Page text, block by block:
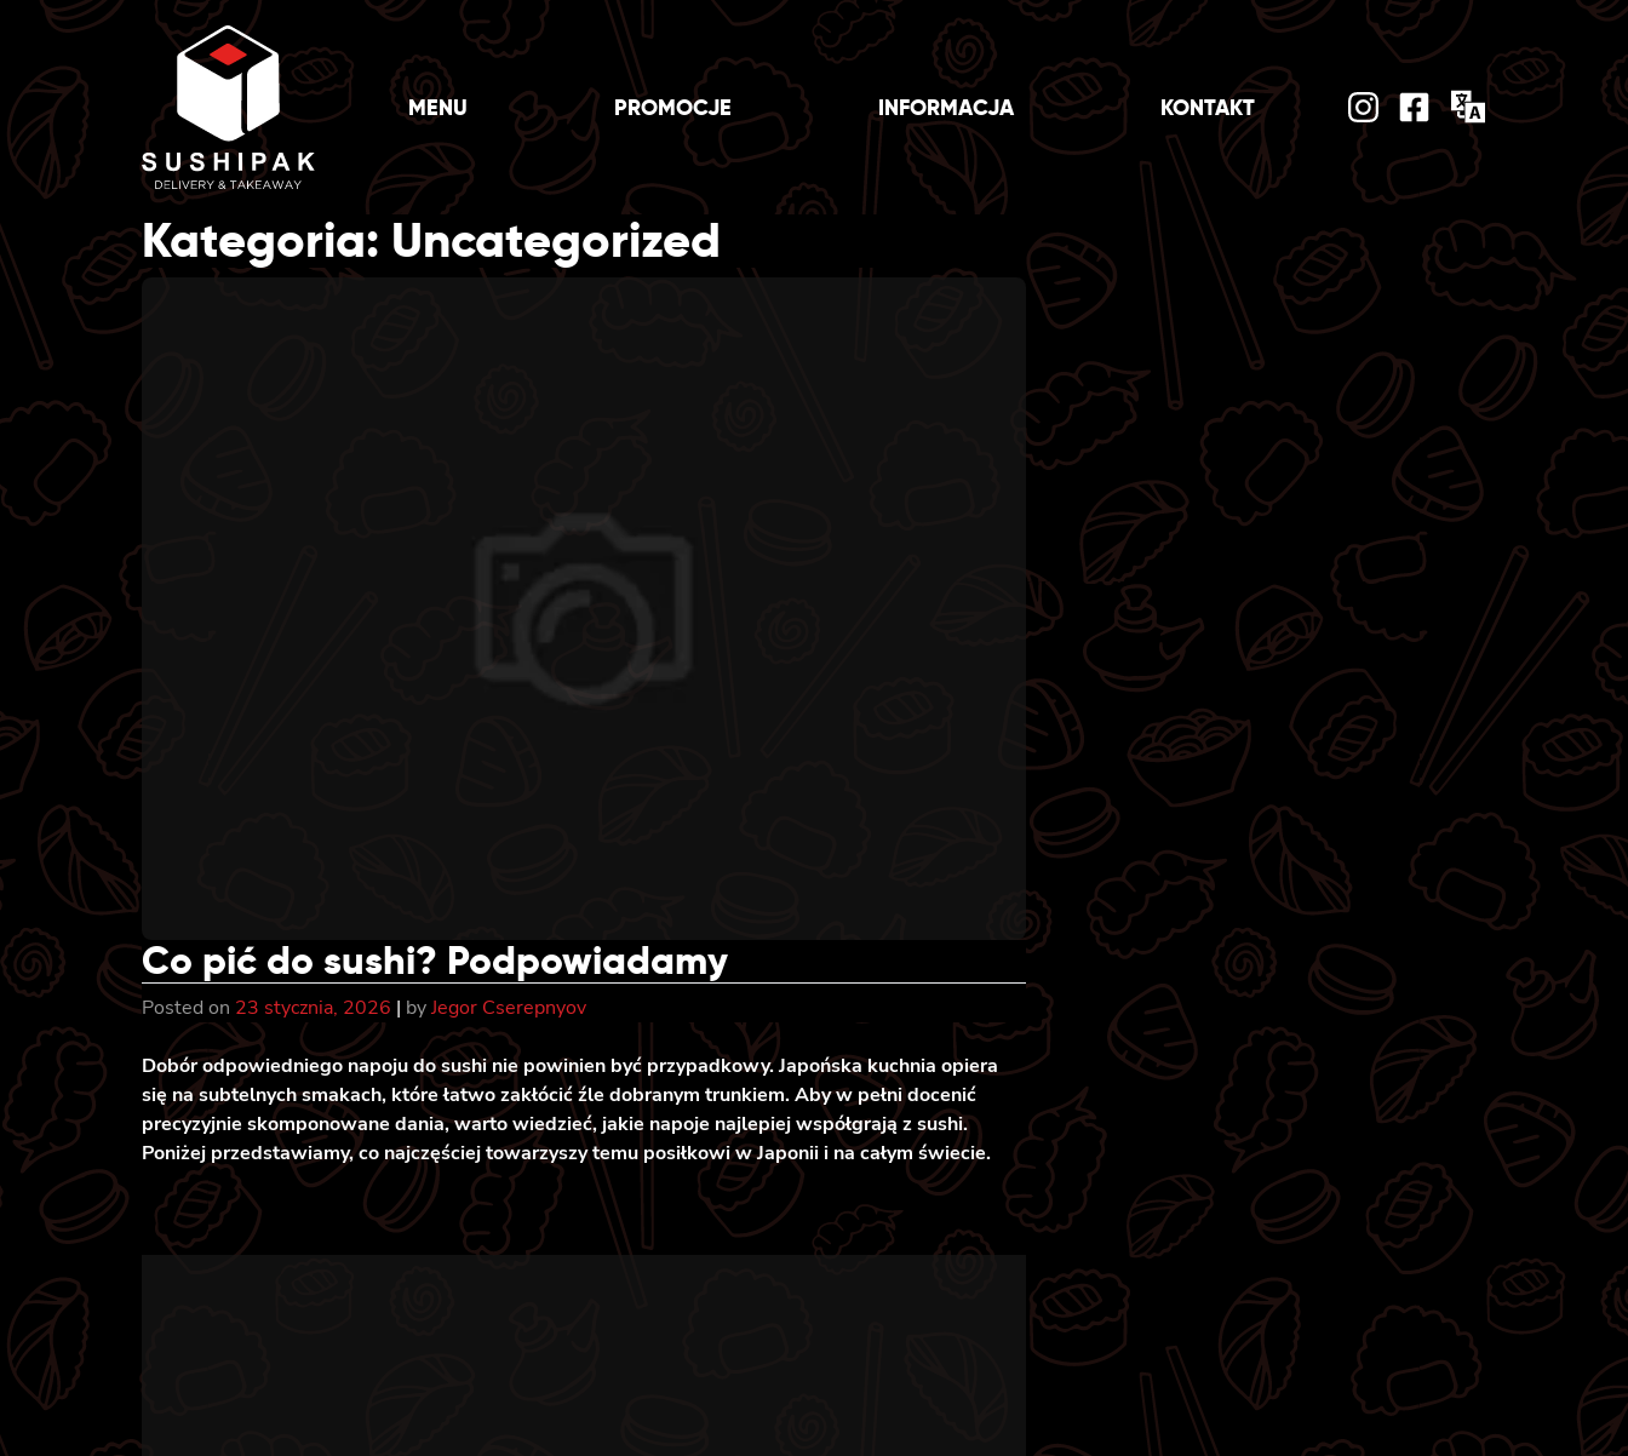
content
MENU PROMOCJE INFORMACJA KONTAKT
Kategoria: Uncategorized
Co pić do sushi? Podpowiadamy
Posted on 23 stycznia, 2026 | byJegor Cserepnyov
Dobór odpowiedniego napoju do sushi nie powinien być przypadkowy. Japońska kuchnia opiera
się na subtelnych smakach, które łatwo zakłócić źle dobranym trunkiem. Aby w pełni docenić
precyzyjnie skomponowane dania, warto wiedzieć, jakie napoje najlepiej współgrają z sushi.
Poniżej przedstawiamy, co najczęściej towarzyszy temu posiłkowi w Japonii i na całym świecie.